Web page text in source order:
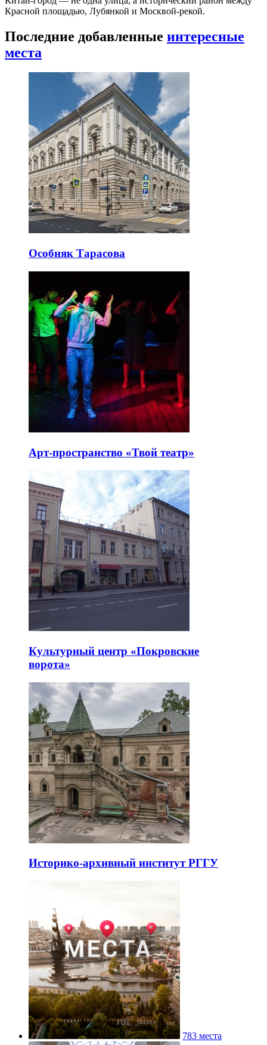
Красной площадью, Лубянкой и Москвой-рекой.
Последние добавленные интересные
места
Особняк Тарасова
Арт-пространство «Твой театр»
Культурный центр «Покровские
ворота»
Историко-архивный институт РГГУ
783 места